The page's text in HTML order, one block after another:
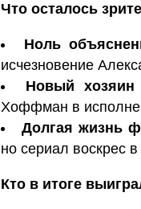
Что осталось
Ноль
исчезновение
Новый хозяин
Хоффман в
Долгая жизнь
но сериал воскрес
Кто в итоге